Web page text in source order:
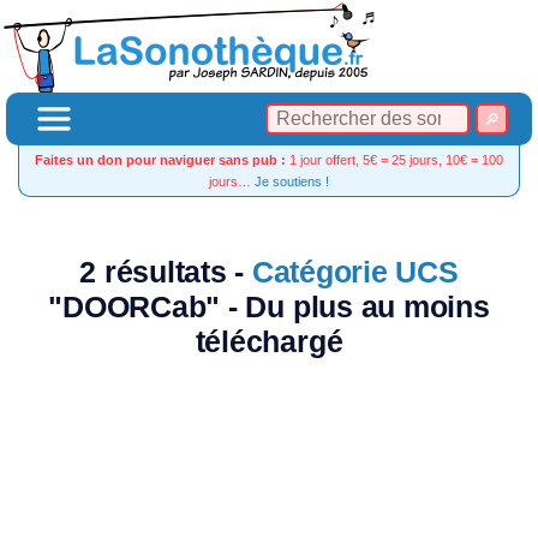
Faites un don pour naviguer sans pub : 1 jour offert, 5€ = 25 jours, 10€ = 100
jours… Je soutiens !
2 résultats - Catégorie UCS
"DOORCab" - Du plus au moins
téléchargé